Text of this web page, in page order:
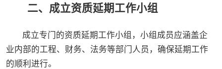
二、成立资质延期工作小组
成立专门的资质延期工作小组，小组成员应涵盖企
业内部的工程、财务、法务等部门人员，确保延期工作
的顺利进行。